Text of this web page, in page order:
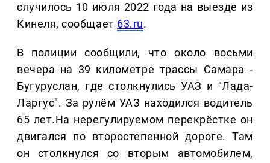
случилось 10 июля 2022 года на выезде из
Кинеля, сообщает 63.ru.
В полиции сообщили, что около восьми
вечера на 39 километре трассы Самара -
Бугуруслан, где столкнулись УАЗ и "Лада-
Ларгус". За рулём УАЗ находился водитель
65 лет.На нерегулируемом перекрёстке он
двигался по второстепенной дороге. Там
он столкнулся со вторым автомобилем,